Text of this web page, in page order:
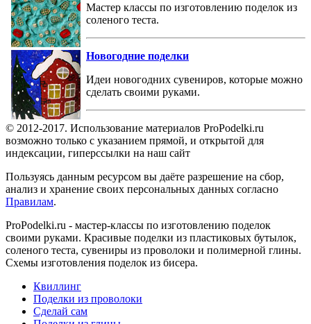
Мастер классы по изготовлению поделок из
соленого теста.
Новогодние поделки
Идеи новогодних сувениров, которые можно
сделать своими руками.
© 2012-2017. Использование материалов ProPodelki.ru
возможно только с указанием прямой, и открытой для
индексации, гиперссылки на наш сайт
Пользуясь данным ресурсом вы даёте разрешение на сбор,
анализ и хранение своих персональных данных согласно
Правилам.
ProPodelki.ru - мастер-классы по изготовлению поделок
своими руками. Красивые поделки из пластиковых бутылок,
соленого теста, сувениры из проволоки и полимерной глины.
Схемы изготовления поделок из бисера.
Квиллинг
Поделки из проволоки
Сделай сам